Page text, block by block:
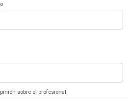
sobre el profesional: